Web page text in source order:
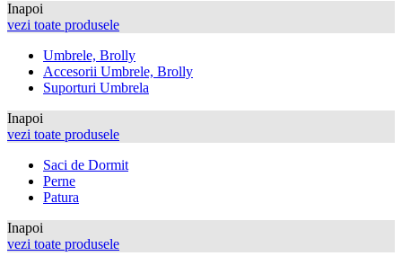
Inapoi
vezi toate produsele
Umbrele, Brolly
Accesorii Umbrele, Brolly
Suporturi Umbrela
Inapoi
vezi toate produsele
Saci de Dormit
Perne
Patura
Inapoi
vezi toate produsele